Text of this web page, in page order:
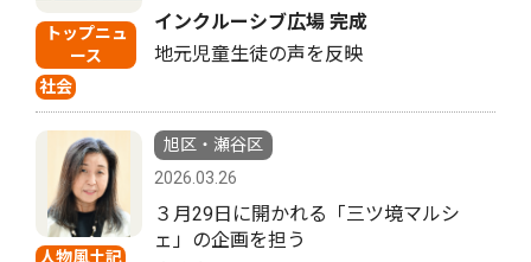
トップニュ
ース
社会
インクルーシブ広場 完成
地元児童生徒の声を反映
人物風土記
旭区・瀬谷区
2026.03.26
３月29日に開かれる「三ツ境マルシ
ェ」の企画を担う